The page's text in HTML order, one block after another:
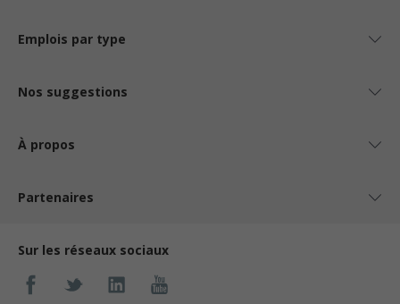
Emplois par type
Nos suggestions
À propos
Partenaires
Sur les réseaux sociaux